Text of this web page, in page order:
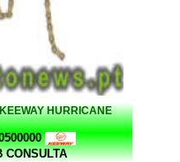
HURRICANE
CONSULTA